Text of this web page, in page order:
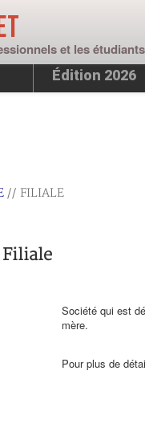
et les
Édition 2026
// FILIALE
Société qui est
mère.
Pour plus de